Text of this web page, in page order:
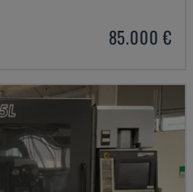
85.000 €